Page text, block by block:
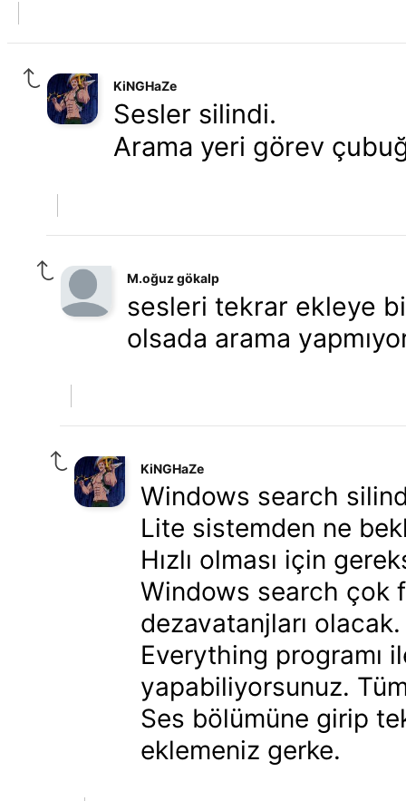
KiNGHaZe
Sesler silindi.
Arama yeri görev
M.oğuz gökalp
sesleri tekrar ekleye
olsada arama
KiNGHaZe
Windows search
Lite sistemden ne
Hızlı olması için
Windows search çok
dezavatanjları
Everything programı
yapabiliyorsunuz.
Ses bölümüne girip
eklemeniz gerke.